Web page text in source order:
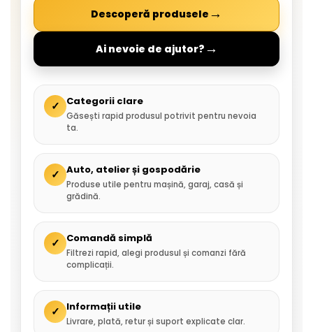
Descoperă produsele →
Ai nevoie de ajutor? →
✓ Categorii clare
Găsești rapid produsul potrivit pentru nevoia
ta.
✓ Auto, atelier și gospodărie
Produse utile pentru mașină, garaj, casă și
grădină.
✓ Comandă simplă
Filtrezi rapid, alegi produsul și comanzi fără
complicații.
✓ Informații utile
Livrare, plată, retur și suport explicate clar.